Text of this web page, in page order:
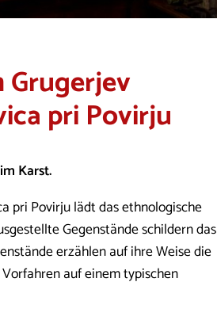
Grugerjev
pri Povirju
Karst.
pri Povirju lädt das ethnologische
Gegenstände schildern das
erzählen auf ihre Weise die
auf einem typischen